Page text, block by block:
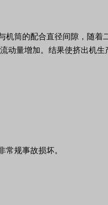
机筒的配合直径间隙，随着
动量增加。结果使挤出机生
规事故损坏。